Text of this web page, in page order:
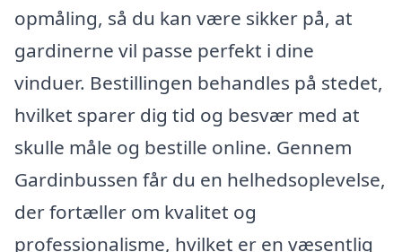
opmåling, så du kan være sikker på, at
gardinerne vil passe perfekt i dine
vinduer. Bestillingen behandles på stedet,
hvilket sparer dig tid og besvær med at
skulle måle og bestille online. Gennem
Gardinbussen får du en helhedsoplevelse,
der fortæller om kvalitet og
professionalisme, hvilket er en væsentlig